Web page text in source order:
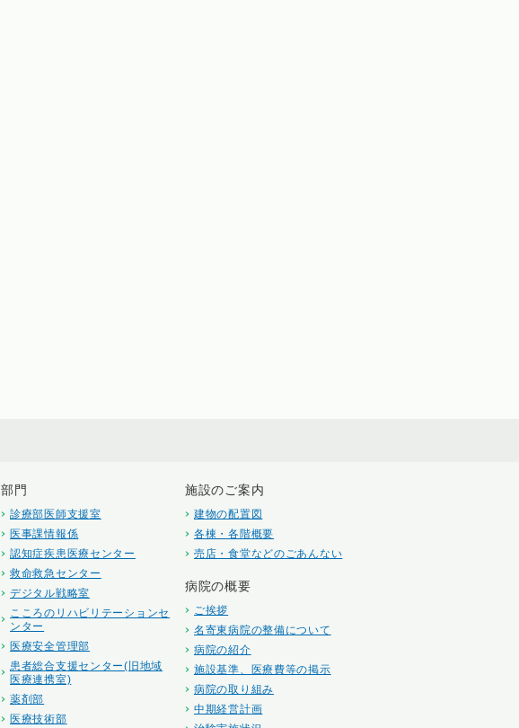
部門
診療部医師支援室
医事課情報係
認知症疾患医療センター
救命救急センター
デジタル戦略室
こころのリハビリテーションセ
ンター
医療安全管理部
患者総合支援センター(旧地域
医療連携室)
薬剤部
医療技術部
施設のご案内
建物の配置図
各棟・各階概要
売店・食堂などのごあんない
病院の概要
ご挨拶
名寄東病院の整備について
病院の紹介
施設基準、医療費等の掲示
病院の取り組み
中期経営計画